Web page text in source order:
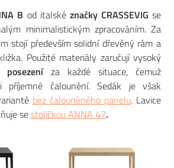
B od italské značky CRASSEVIG se
minimalistickým zpracováním. Za
stojí především solidní dřevěný rám a
Použité materiály zaručují vysoký
posezeníza každé situace, čemuž
příjemné čalounění. Sedák je však
bez čalouněného panelu. Lavice
sestoličkou ANNA 47.